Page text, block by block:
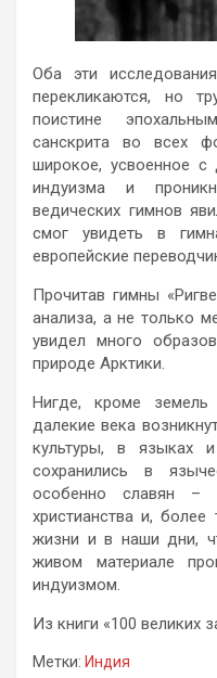
Оба эти
перекликаются, но
поистине
санскрита во всех
широкое, усвоенное с
индуизма и
ведических гимнов
смог увидеть в
европейские
Прочитав гимны
анализа, а не только
увидел много
природе Арктики.
Нигде, кроме
далекие века
культуры, в языках
сохранились в
особенно славян –
христианства и,
жизни и в наши дни,
живом материале
индуизмом.
Из книги «100 великих
Метки: Индия